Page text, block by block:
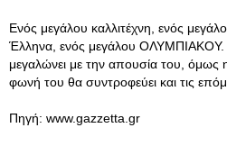
Ενός μεγάλου καλλιτέχνη, ενός
Έλληνα, ενός μεγάλου ΟΛΥΜΠΙΑΚΟΥ.
μεγαλώνει με την απουσία του, όμως η
φωνή του θα συντροφεύει και τις
Πηγή: www.gazzetta.gr